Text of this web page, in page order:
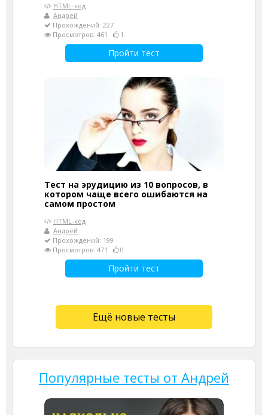
HTML-код
Андрей
Прохождений: 227
Просмотров: 461
1
Пройти тест
Тест на эрудицию из 10 вопросов, в
котором чаще всего ошибаются на
самом простом
HTML-код
Андрей
Прохождений: 199
Просмотров: 471
0
Пройти тест
Ещё новые тесты
Популярные тесты от Андрей